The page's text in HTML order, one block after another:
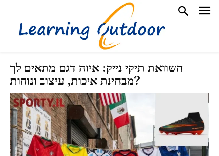
השוואת תיקי נייק: איזה דגם מתאים לך
מבחינת איכות, עיצוב ונוחות?